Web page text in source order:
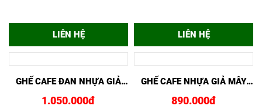
2 0%
Chia sẻ nhận xét về sản phẩm
Viết nhận xét của bạn